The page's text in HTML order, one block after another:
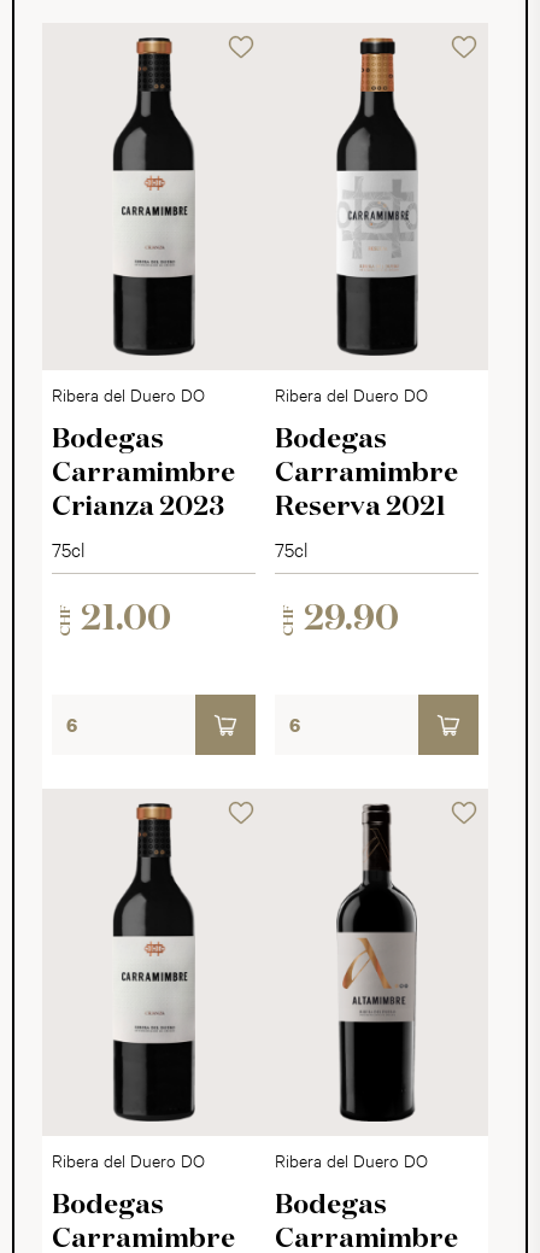
Ribera del Duero DO
Bodegas
Carramimbre
Crianza 2023
75cl
CHF 21.00
Ribera del Duero DO
Bodegas
Carramimbre
Reserva 2021
75cl
CHF 29.90
Ribera del Duero DO
Bodegas
Carramimbre
Ribera del Duero DO
Bodegas
Carramimbre